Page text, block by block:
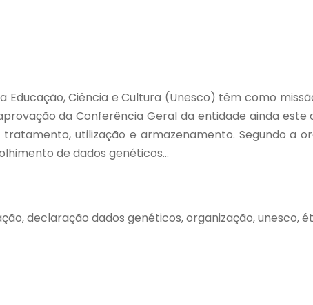
Educação, Ciência e Cultura (Unesco) têm como
da Conferência Geral da entidade ainda
utilização e armazenamento. Segundo a
de dados genéticos...
declaração dados genéticos, organização, unesco,